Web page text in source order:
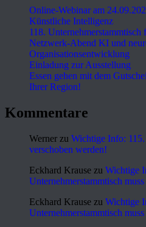
Online-Webinar am
Künstliche Intelligenz
118. Unternehmerstammtisch
Netzwerk-Abend KI und
Organisationsentwicklung
Einladung zur Ausstellung
Essen gehen mit dem
Ihrer Region!
Kommentare
Werner zu Wichtige Info: 115.
verschoben werden!
Eckhard Krause zu Wichtige
Unternehmerstammtisch
Eckhard Krause zu Wichtige
Unternehmerstammtisch